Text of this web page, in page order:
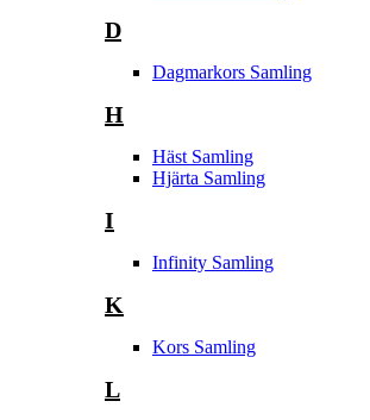
D
Dagmarkors Samling
H
Häst Samling
Hjärta Samling
I
Infinity Samling
K
Kors Samling
L